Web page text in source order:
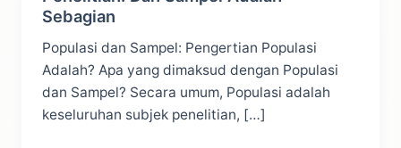
Sebagian
Populasi dan Sampel: Pengertian Populasi
Adalah? Apa yang dimaksud dengan Populasi
dan Sampel? Secara umum, Populasi adalah
keseluruhan subjek penelitian, […]